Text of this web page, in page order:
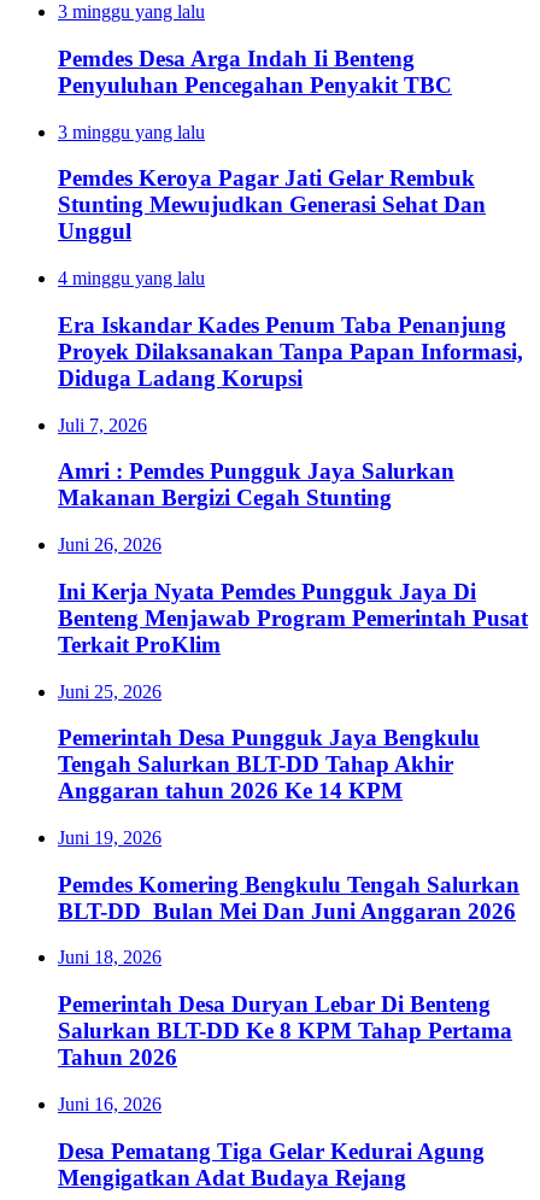
3 minggu yang lalu
Pemdes Desa Arga Indah Ii Benteng
Penyuluhan Pencegahan Penyakit TBC
3 minggu yang lalu
Pemdes Keroya Pagar Jati Gelar Rembuk
Stunting Mewujudkan Generasi Sehat Dan
Unggul
4 minggu yang lalu
Era Iskandar Kades Penum Taba Penanjung
Proyek Dilaksanakan Tanpa Papan Informasi,
Diduga Ladang Korupsi
Juli 7, 2026
Amri : Pemdes Pungguk Jaya Salurkan
Makanan Bergizi Cegah Stunting
Juni 26, 2026
Ini Kerja Nyata Pemdes Pungguk Jaya Di
Benteng Menjawab Program Pemerintah Pusat
Terkait ProKlim
Juni 25, 2026
Pemerintah Desa Pungguk Jaya Bengkulu
Tengah Salurkan BLT-DD Tahap Akhir
Anggaran tahun 2026 Ke 14 KPM
Juni 19, 2026
Pemdes Komering Bengkulu Tengah Salurkan
BLT-DD Bulan Mei Dan Juni Anggaran 2026
Juni 18, 2026
Pemerintah Desa Duryan Lebar Di Benteng
Salurkan BLT-DD Ke 8 KPM Tahap Pertama
Tahun 2026
Juni 16, 2026
Desa Pematang Tiga Gelar Kedurai Agung
Mengigatkan Adat Budaya Rejang